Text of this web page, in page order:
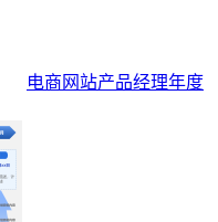
电商网站产品经理年度